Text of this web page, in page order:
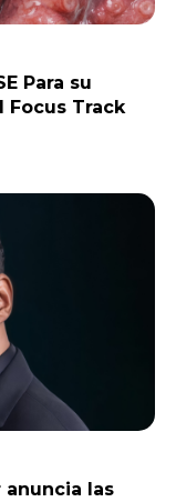
Para su
Focus Track
anuncia las